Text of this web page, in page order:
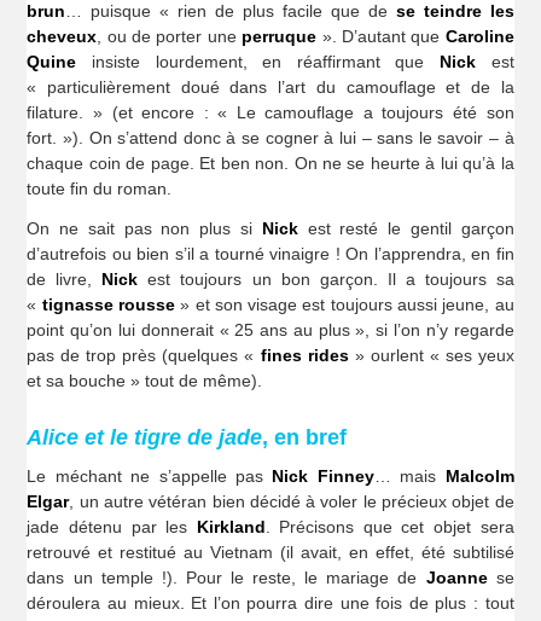
brun… puisque « rien de plus facile que de se teindre les
cheveux, ou de porter une perruque ». D’autant que Caroline
Quine insiste lourdement, en réaffirmant que Nick est
« particulièrement doué dans l’art du camouflage et de la
filature. » (et encore : « Le camouflage a toujours été son
fort. »). On s’attend donc à se cogner à lui – sans le savoir – à
chaque coin de page. Et ben non. On ne se heurte à lui qu’à la
toute fin du roman.
On ne sait pas non plus si Nickest resté le gentil garçon
d’autrefois ou bien s’il a tourné vinaigre ! On l’apprendra, en fin
de livre, Nick est toujours un bon garçon. Il a toujours sa
« tignasse rousse » et son visage est toujours aussi jeune, au
point qu’on lui donnerait « 25 ans au plus », si l’on n’y regarde
pas de trop près (quelques « fines rides» ourlent « ses yeux
et sa bouche » tout de même).
Alice et le tigre de jade, en bref
Le méchant ne s’appelle pas Nick Finney… mais Malcolm
Elgar, un autre vétéran bien décidé à voler le précieux objet de
jade détenu par les Kirkland . Précisons que cet objet sera
retrouvé et restitué au Vietnam (il avait, en effet, été subtilisé
dans un temple !). Pour le reste, le mariage de Joannese
déroulera au mieux. Et l’on pourra dire une fois de plus : tout